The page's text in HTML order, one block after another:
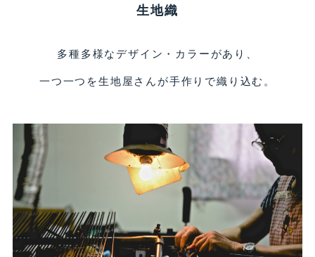
生地織
多種多様なデザイン・カラーがあり、
一つ一つを生地屋さんが手作りで織り込む。